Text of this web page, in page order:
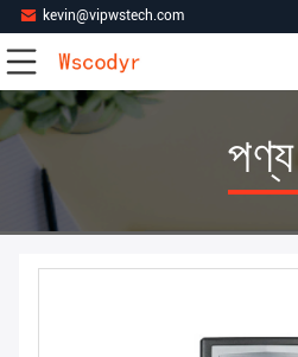
kevin@vipwstech.com
পণ্য